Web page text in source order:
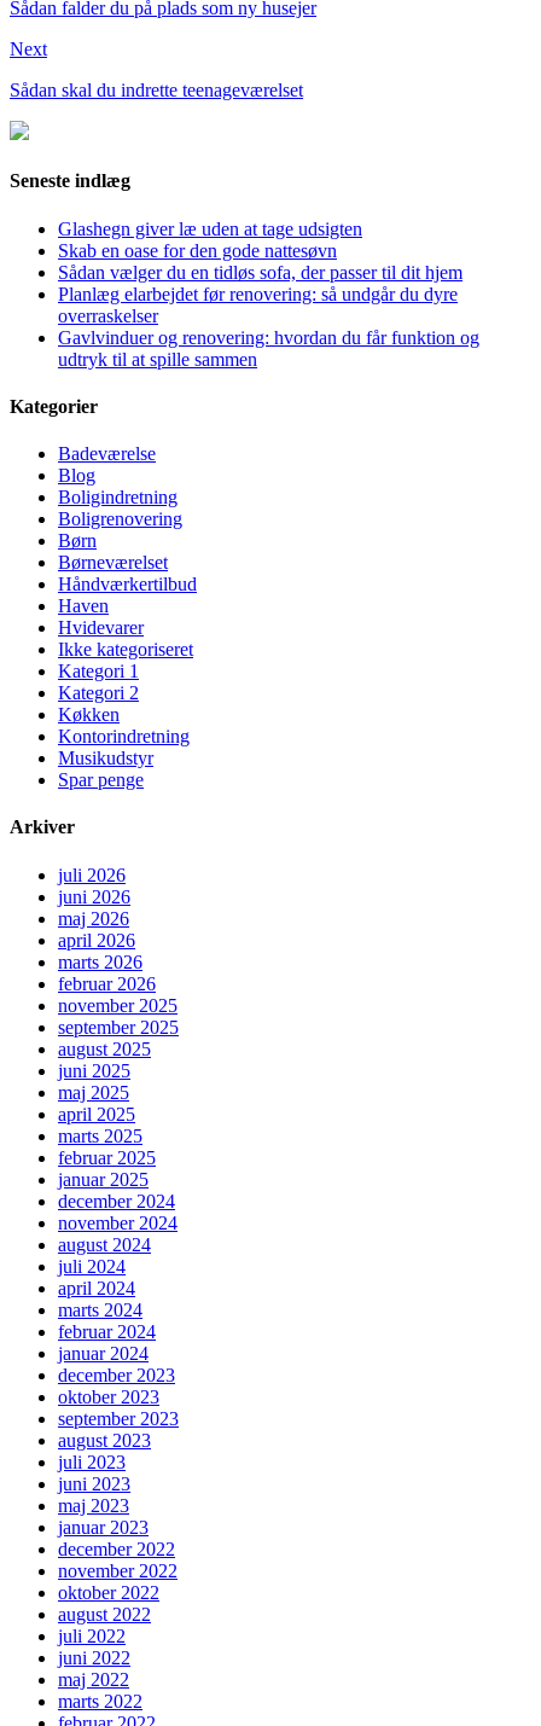
Sådan falder du på plads som ny husejer
Next
Sådan skal du indrette teenageværelset
Seneste indlæg
Glashegn giver læ uden at tage udsigten
Skab en oase for den gode nattesøvn
Sådan vælger du en tidløs sofa, der passer til dit hjem
Planlæg elarbejdet før renovering: så undgår du dyre
overraskelser
Gavlvinduer og renovering: hvordan du får funktion og
udtryk til at spille sammen
Kategorier
Badeværelse
Blog
Boligindretning
Boligrenovering
Børn
Børneværelset
Håndværkertilbud
Haven
Hvidevarer
Ikke kategoriseret
Kategori 1
Kategori 2
Køkken
Kontorindretning
Musikudstyr
Spar penge
Arkiver
juli 2026
juni 2026
maj 2026
april 2026
marts 2026
februar 2026
november 2025
september 2025
august 2025
juni 2025
maj 2025
april 2025
marts 2025
februar 2025
januar 2025
december 2024
november 2024
august 2024
juli 2024
april 2024
marts 2024
februar 2024
januar 2024
december 2023
oktober 2023
september 2023
august 2023
juli 2023
juni 2023
maj 2023
januar 2023
december 2022
november 2022
oktober 2022
august 2022
juli 2022
juni 2022
maj 2022
marts 2022